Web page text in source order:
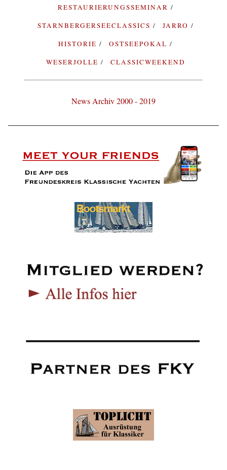
RESTAURIERUNGSSEMINAR
STARNBERGERSEECLASSICS
JARRO
HISTORIE
OSTSEEPOKAL
WESERJOLLE
CLASSICWEEKEND
News Archiv 2000 - 2019